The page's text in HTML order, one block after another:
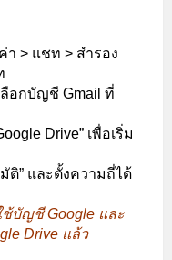
า > แชท > สำรอง
ลือกบัญชี Gmail ที่
Drive” เพื่อเริ่ม
ติ” และตั้งความถี่ได้
ช้บัญชี Google และ
Drive แล้ว